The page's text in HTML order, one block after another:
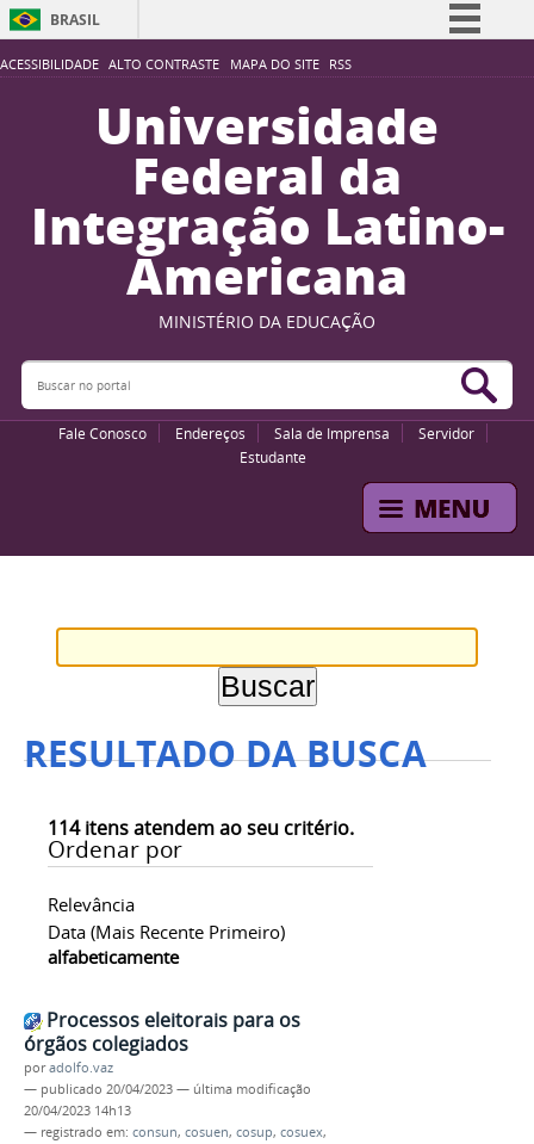
ACESSIBILIDADE ALTO CONTRASTE MAPA DO SITE RSS
BRASIL
Simplifique!
Participe
Acesso à informação
Legislação
Canais
Universidade
Federal da
Integração Latino-
Americana
MINISTÉRIO DA EDUCAÇÃO
Buscar no portal
Fale Conosco Endereços Sala de Imprensa
Servidor
Estudante
RESULTADO DA BUSCA
114itens atendem ao seu critério.
Ordenar por
Relevância
Data (mais Recente Primeiro)
alfabeticamente
Processos eleitorais para os
órgãos colegiados
poradolfo.vaz
— publicado 20/04/2023 — última modificação
20/04/2023 14h13
— registrado em: consun, cosuen, cosup, cosuex,